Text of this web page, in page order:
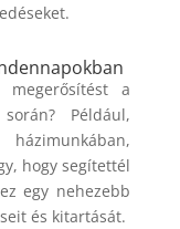
megerősítést a
Például,
hogy segítettél
egy nehezebb
és kitartását.